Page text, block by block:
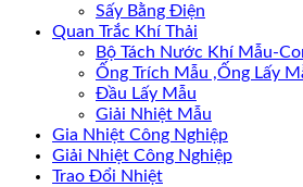
Sấy Bằng Điện
Quan Trắc Khí Thải
Bộ Tách Nước Khí Mẫu-
Ống Trích Mẫu ,Ống Lấy
Đầu Lấy Mẫu
Giải Nhiệt Mẫu
Gia Nhiệt Công Nghiệp
Giải Nhiệt Công Nghiệp
Trao Đổi Nhiệt